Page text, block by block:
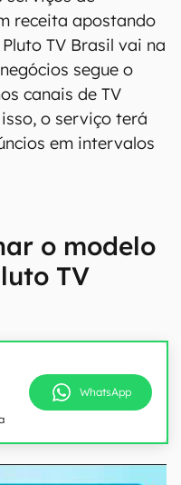
receita apostando
TV Brasil vai na
segue o
canais de TV
o serviço terá
em intervalos
o modelo
TV
WhatsApp